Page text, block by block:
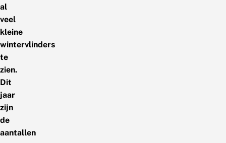
al
veel
kleine
wintervlinders
te
zien.
Dit
jaar
zijn
de
aantallen